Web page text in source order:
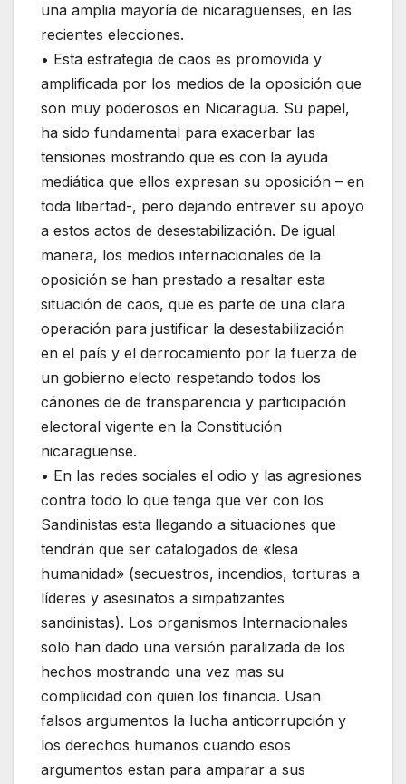
una amplia mayoría de nicaragüenses, en las
recientes elecciones.
• Esta estrategia de caos es promovida y
amplificada por los medios de la oposición que
son muy poderosos en Nicaragua. Su papel,
ha sido fundamental para exacerbar las
tensiones mostrando que es con la ayuda
mediática que ellos expresan su oposición – en
toda libertad-, pero dejando entrever su apoyo
a estos actos de desestabilización. De igual
manera, los medios internacionales de la
oposición se han prestado a resaltar esta
situación de caos, que es parte de una clara
operación para justificar la desestabilización
en el país y el derrocamiento por la fuerza de
un gobierno electo respetando todos los
cánones de de transparencia y participación
electoral vigente en la Constitución
nicaragüense.
• En las redes sociales el odio y las agresiones
contra todo lo que tenga que ver con los
Sandinistas esta llegando a situaciones que
tendrán que ser catalogados de «lesa
humanidad» (secuestros, incendios, torturas a
líderes y asesinatos a simpatizantes
sandinistas). Los organismos Internacionales
solo han dado una versión paralizada de los
hechos mostrando una vez mas su
complicidad con quien los financia. Usan
falsos argumentos la lucha anticorrupción y
los derechos humanos cuando esos
argumentos estan para amparar a sus